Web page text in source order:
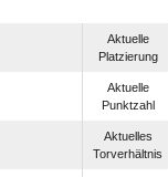
Aktuelle
Platzierung
Aktuelle
Punktzahl
Aktuelles
Torverhältnis